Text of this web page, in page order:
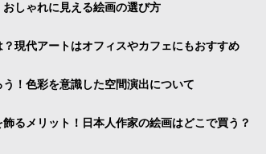
おしゃれに見える絵画の選び方
現代アートはオフィスやカフェにもおすすめ
！色彩を意識した空間演出について
るメリット！日本人作家の絵画はどこで買う？